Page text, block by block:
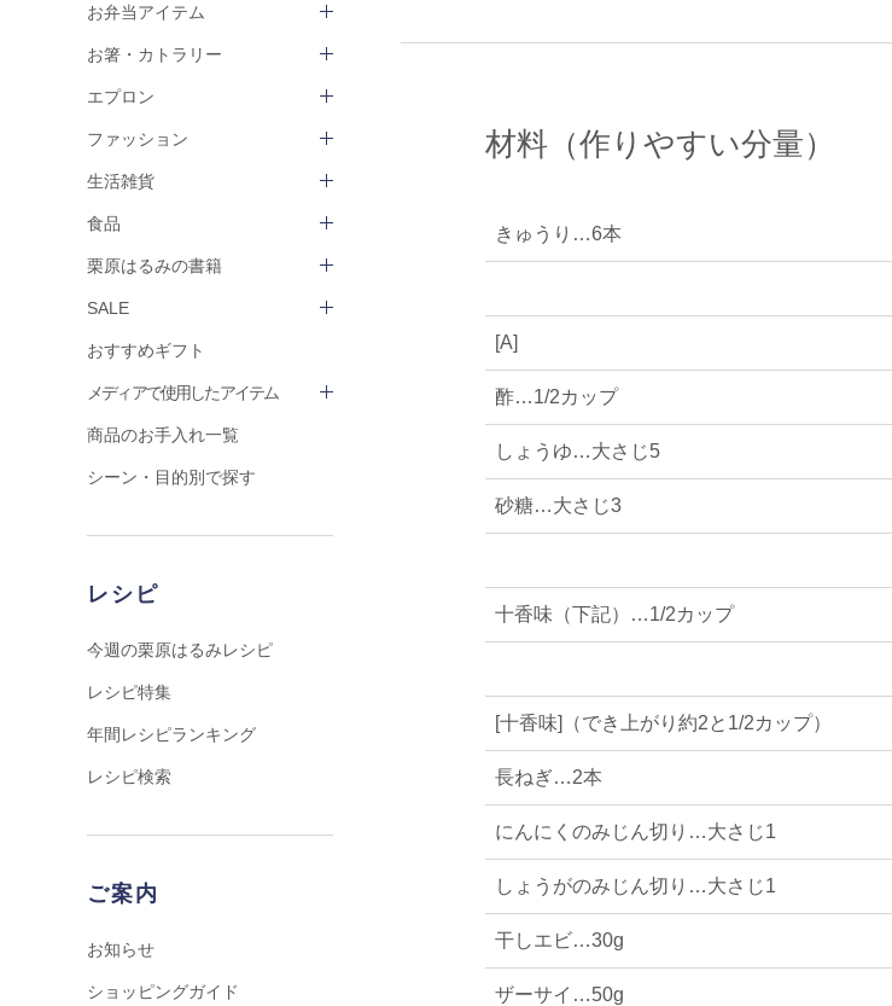
お弁当アイテム
お箸・カトラリー
エプロン
ファッション
生活雑貨
食品
栗原はるみの書籍
SALE
おすすめギフト
メディアで使用したアイテム
商品のお手入れ一覧
シーン・目的別で探す
レシピ
今週の栗原はるみレシピ
レシピ特集
年間レシピランキング
レシピ検索
ご案内
お知らせ
ショッピングガイド
材料（作りやすい分量）
きゅうり…6本
[A]
酢…1/2カップ
しょうゆ…大さじ5
砂糖…大さじ3
十香味（下記）…1/2カップ
[十香味]（でき上がり約2と1/2カップ）
長ねぎ…2本
にんにくのみじん切り…大さじ1
しょうがのみじん切り…大さじ1
干しエビ…30g
ザーサイ…50g